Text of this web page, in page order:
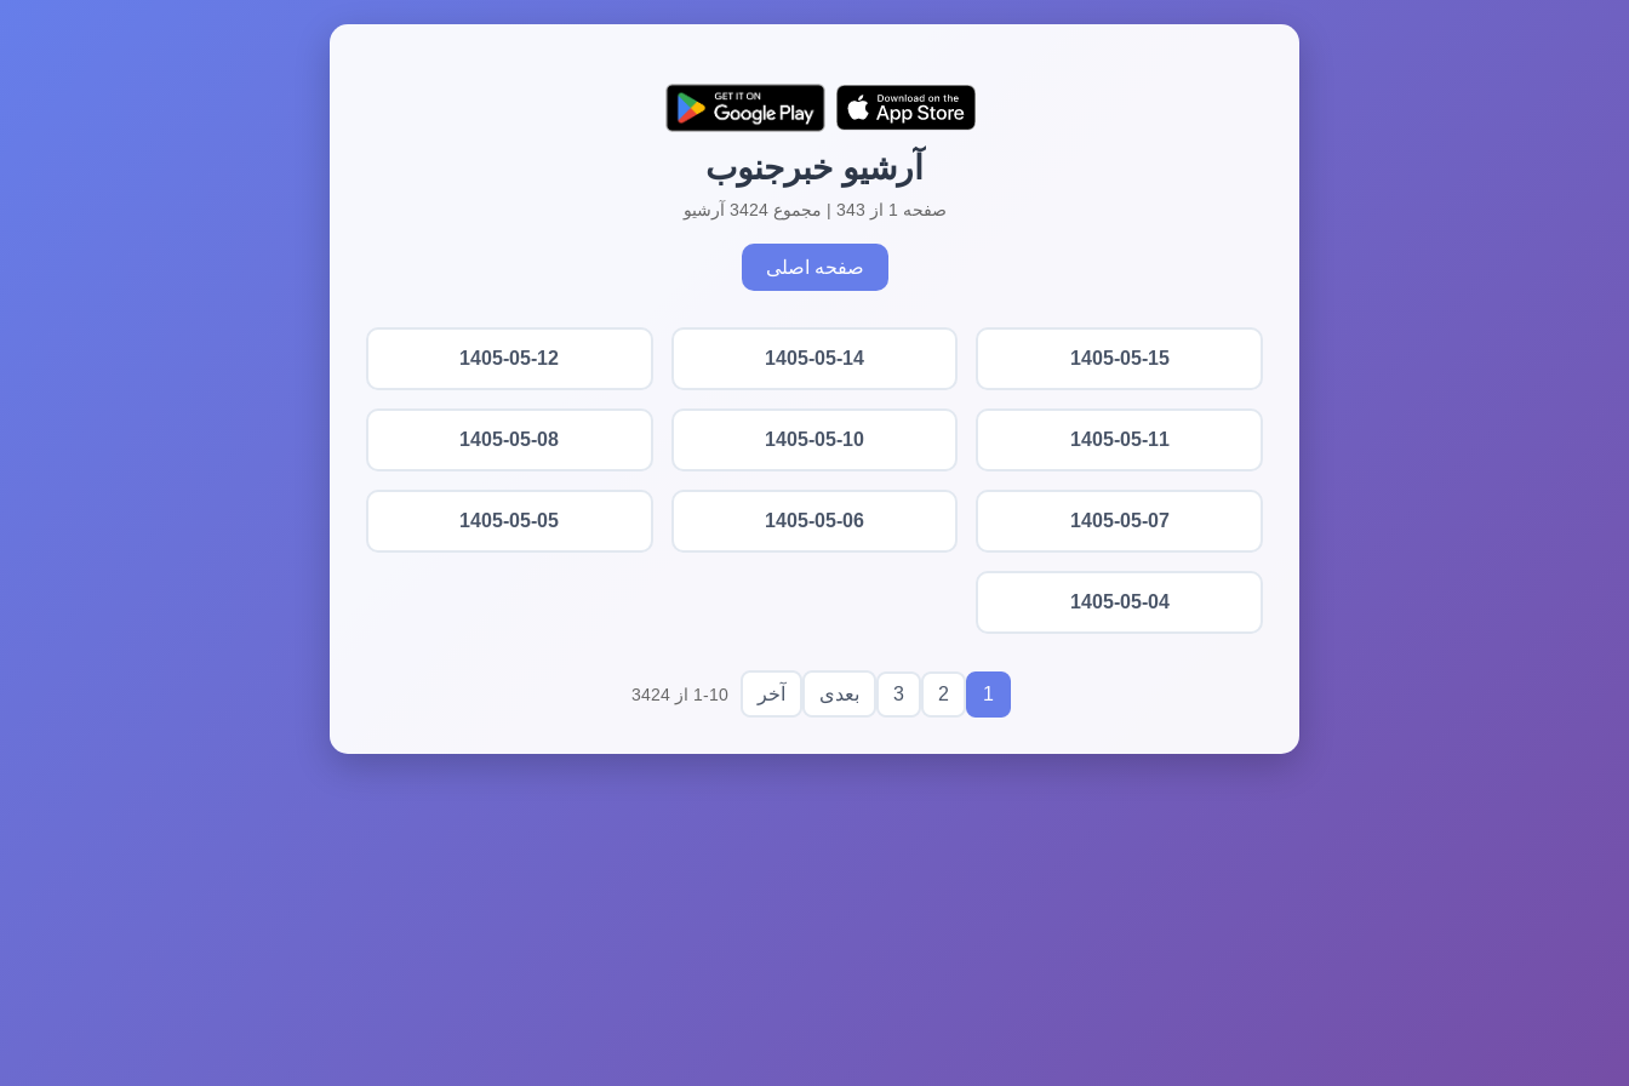
آرشیو خبرجنوب
صفحه 1 از 343 | مجموع 3424 آرشیو
صفحه اصلی
1405-05-15
1405-05-14
1405-05-12
1405-05-11
1405-05-10
1405-05-08
1405-05-07
1405-05-06
1405-05-05
1405-05-04
1
2
3 بعدی آخر 1-10 از 3424